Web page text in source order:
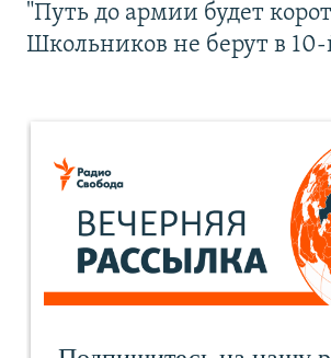
"Путь до армии будет
Школьников не берут в 10-